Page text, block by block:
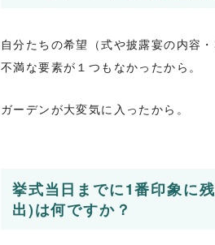
自分たちの希望（式や披露宴の内容
不満な要素が１つもなかったから。
ガーデンが大変気に入ったから。
挙式当日までに1番印象に
出)は何ですか？